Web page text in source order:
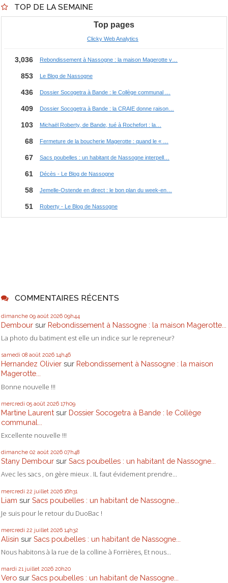
TOP DE LA SEMAINE
COMMENTAIRES RÉCENTS
dimanche 09 août 2026 09h44
Dembour sur Rebondissement à Nassogne : la maison Magerotte...
La photo du batiment est elle un indice sur le repreneur?
samedi 08 août 2026 14h46
Hernandez Olivier sur Rebondissement à Nassogne : la maison
Magerotte...
Bonne nouvelle !!!
mercredi 05 août 2026 17h09
Martine Laurent sur Dossier Socogetra à Bande : le Collège
communal...
Excellente nouvelle !!!
dimanche 02 août 2026 07h48
Stany Dembour sur Sacs poubelles : un habitant de Nassogne...
Avec les sacs , on gère mieux . IL faut évidement prendre...
mercredi 22 juillet 2026 16h31
Liam sur Sacs poubelles : un habitant de Nassogne...
Je suis pour le retour du DuoBac !
mercredi 22 juillet 2026 14h32
Alisin sur Sacs poubelles : un habitant de Nassogne...
Nous habitons à la rue de la colline à Forrières, Et nous...
mardi 21 juillet 2026 20h20
Vero sur Sacs poubelles : un habitant de Nassogne...